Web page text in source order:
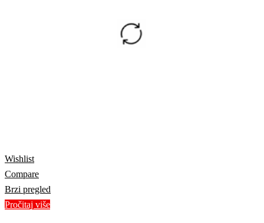
Wishlist
Compare
Brzi pregled
Pročitaj više